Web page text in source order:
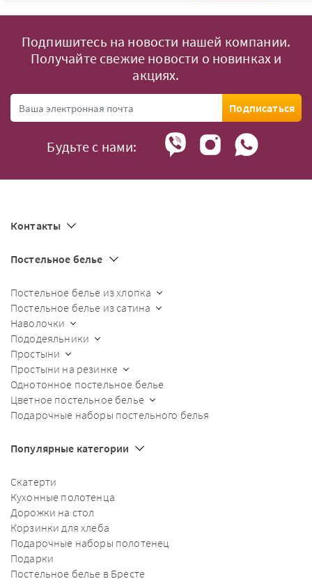
Подпишитесь на новости нашей компании.
Получайте свежие новости о новинках и
акциях.
Подписаться
Будьте с нами:
Контакты
Постельное белье
Постельное белье из хлопка
Постельное белье из сатина
Наволочки
Пододеяльники
Простыни
Простыни на резинке
Однотонное постельное белье
Цветное постельное белье
Подарочные наборы постельного белья
Популярные категории
Скатерти
Кухонные полотенца
Дорожки на стол
Корзинки для хлеба
Подарочные наборы полотенец
Подарки
Постельное белье в Бресте